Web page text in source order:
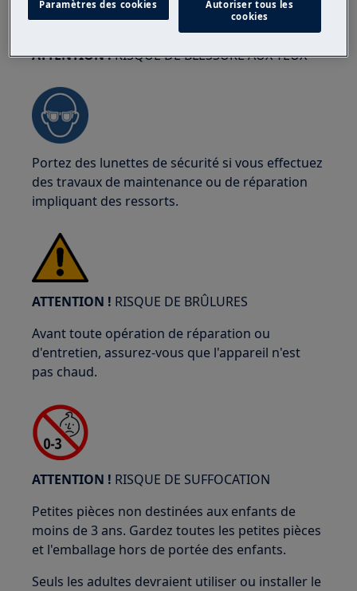
ATTENTION !RISQUE DE BLESSURE AUX YEUX
Portez des lunettes de sécurité si vous effectuez
des travaux de maintenance ou de réparation
impliquant des ressorts.
ATTENTION ! RISQUE DE BRÛLURES
Avant toute opération de réparation ou
d'entretien, assurez-vous que l'appareil n'est
pas chaud.
ATTENTION ! RISQUE DE SUFFOCATION
Petites pièces non destinées aux enfants de
moins de 3 ans. Gardez toutes les petites pièces
et l'emballage hors de portée des enfants.
Seuls les adultes devraient utiliser ou installer le
Paramètres des cookies
Autoriser tous les
cookies